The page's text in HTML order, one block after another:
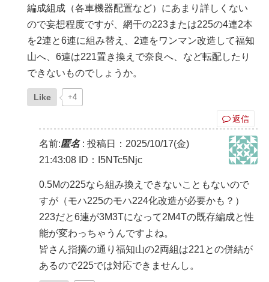
編成組成（各車機器配置など）にあまり詳しくない
ので妄想程度ですが、網干の223または225の4連2本
を2連と6連に組み替え、2連をワンマン改造して福知
山へ、6連は221置き換えで奈良へ、など転配したり
できないものでしょうか。
Like +4
返信
名前:匿名: 投稿日：2025/10/17(金)
21:43:08 ID：I5NTc5Njc
0.5Mの225なら組み換えできないこともないので
すが（モハ225のモハ224化改造が必要かも？）
223だと6連が3M3Tになって2M4Tの既存編成と性
能が変わっちゃうんですよね。
皆さん指摘の通り福知山の2両組は221との併結が
あるので225では対応できませんし。